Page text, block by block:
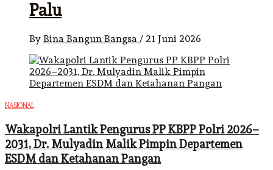
Palu
By Bina Bangun Bangsa / 21 Juni 2026
NASIONAL
Wakapolri Lantik Pengurus PP KBPP Polri 2026–
2031, Dr. Mulyadin Malik Pimpin Departemen
ESDM dan Ketahanan Pangan